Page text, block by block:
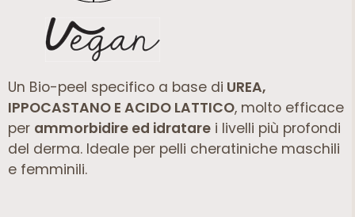
Un Bio-peel specifico a base di UREA,
IPPOCASTANO E ACIDO LATTICO, molto efficace
per ammorbidire ed idratare i livelli più profondi
del derma. Ideale per pelli cheratiniche maschili
e femminili.